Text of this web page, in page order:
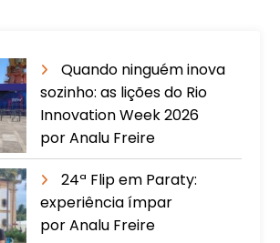
Quando ninguém inova
sozinho: as lições do Rio
Innovation Week 2026
por Analu Freire
24ª Flip em Paraty:
experiência ímpar
por Analu Freire